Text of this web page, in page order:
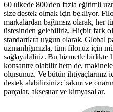
60 ülkede 800'den fazla eğitimli
size destek olmak için bekliyor.
markalardan bağımsız olarak, her
üstesinden gelebiliriz. Hiçbir fark
standartlara uygun olarak. Global
uzmanlığımızla, tüm filonuz için
sağlayabiliriz. Bu hizmetle birlikte
konsantre olabilir hem de,
olursunuz. Ve bütün ihtiyaçlarınız
destek alabilirsiniz: bakım ve
parçalar, aksesuar ve kimyasallar.